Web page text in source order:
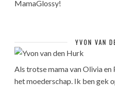
MamaGlossy!
YVON VAN
Als trotse mama van Olivia
het moederschap. Ik ben gek